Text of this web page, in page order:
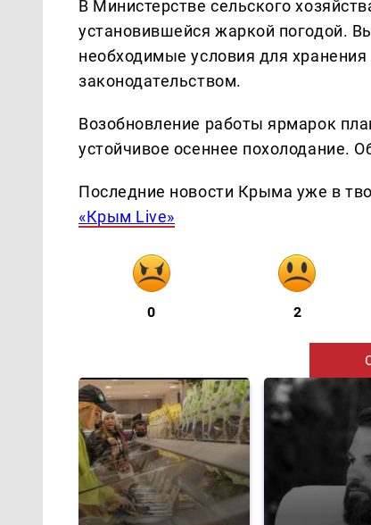
В Министерстве сельского
установившейся жаркой погодой.
необходимые условия для
законодательством.
Возобновление работы ярмарок
устойчивое осеннее похолодание.
Последние новости Крыма уже в
«Крым Live»
0 2